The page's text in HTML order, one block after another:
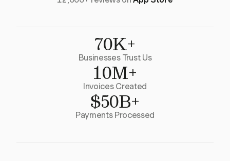
70K+
Businesses Trust Us
10M+
Invoices Created
$50B+
Payments Processed